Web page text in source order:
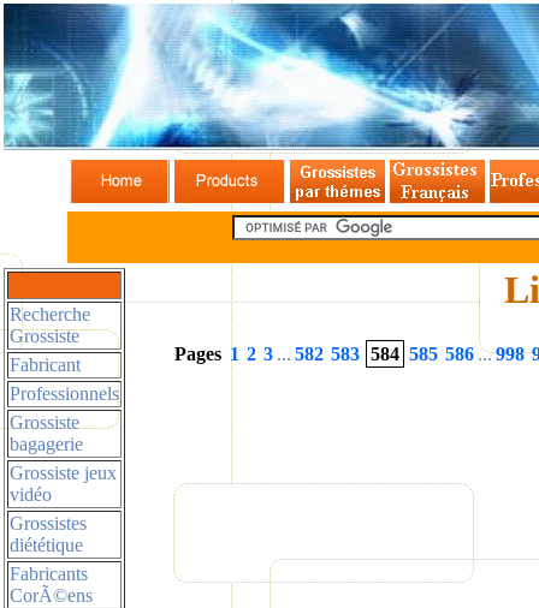
Recherche
Grossiste
Fabricant
Professionnels
Grossiste
bagagerie
Grossiste jeux
vidéo
Grossistes
diététique
Fabricants
CorÃ©ens
Pages 1 2 3 ... 582 583 584 585 586 ...998